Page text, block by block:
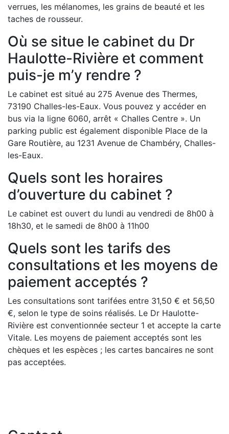
verrues, les mélanomes, les grains de beauté et les
taches de rousseur.
Où se situe le cabinet du Dr
Haulotte-Rivière et comment
puis-je m’y rendre ?
Le cabinet est situé au 275 Avenue des Thermes,
73190 Challes-les-Eaux. Vous pouvez y accéder en
bus via la ligne 6060, arrêt « Challes Centre ». Un
parking public est également disponible Place de la
Gare Routière, au 1231 Avenue de Chambéry, Challes-
les-Eaux.
Quels sont les horaires
d’ouverture du cabinet ?
Le cabinet est ouvert du lundi au vendredi de 8h00 à
18h30, et le samedi de 8h00 à 11h00
Quels sont les tarifs des
consultations et les moyens de
paiement acceptés ?
Les consultations sont tarifées entre 31,50 € et 56,50
€, selon le type de soins réalisés. Le Dr Haulotte-
Rivière est conventionnée secteur 1 et accepte la carte
Vitale. Les moyens de paiement acceptés sont les
chèques et les espèces ; les cartes bancaires ne sont
pas acceptées.